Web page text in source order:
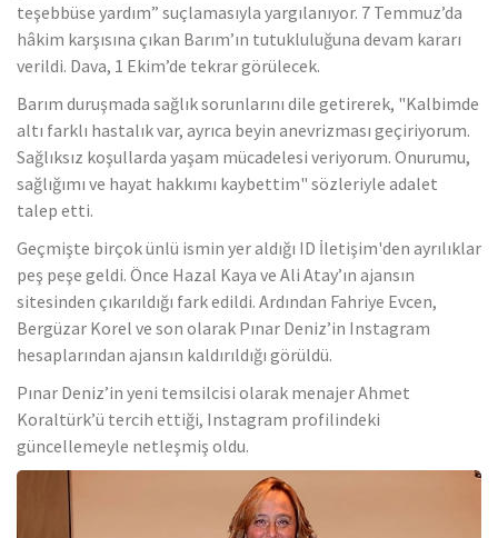
teşebbüse yardım” suçlamasıyla yargılanıyor. 7 Temmuz’da
hâkim karşısına çıkan Barım’ın tutukluluğuna devam kararı
verildi. Dava, 1 Ekim’de tekrar görülecek.
Barım duruşmada sağlık sorunlarını dile getirerek, "Kalbimde
altı farklı hastalık var, ayrıca beyin anevrizması geçiriyorum.
Sağlıksız koşullarda yaşam mücadelesi veriyorum. Onurumu,
sağlığımı ve hayat hakkımı kaybettim" sözleriyle adalet
talep etti.
Geçmişte birçok ünlü ismin yer aldığı ID İletişim'den ayrılıklar
peş peşe geldi. Önce Hazal Kaya ve Ali Atay’ın ajansın
sitesinden çıkarıldığı fark edildi. Ardından Fahriye Evcen,
Bergüzar Korel ve son olarak Pınar Deniz’in Instagram
hesaplarından ajansın kaldırıldığı görüldü.
Pınar Deniz’in yeni temsilcisi olarak menajer Ahmet
Koraltürk’ü tercih ettiği, Instagram profilindeki
güncellemeyle netleşmiş oldu.